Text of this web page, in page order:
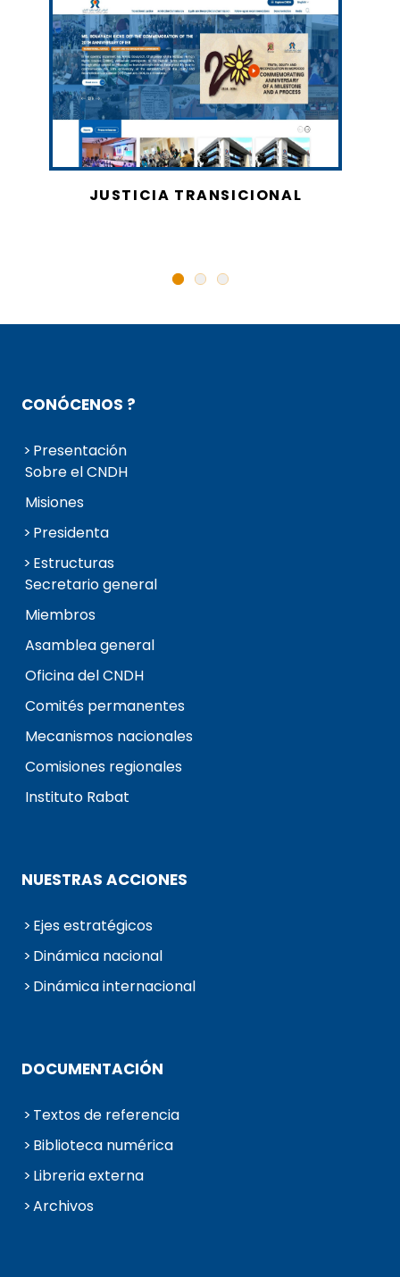
JUSTICIA TRANSICIONAL
CONÓCENOS ?
Presentación
Sobre el CNDH
Misiones
Presidenta
Estructuras
Secretario general
Miembros
Asamblea general
Oficina del CNDH
Comités permanentes
Mecanismos nacionales
Comisiones regionales
Instituto Rabat
NUESTRAS ACCIONES
Ejes estratégicos
Dinámica nacional
Dinámica internacional
DOCUMENTACIÓN
Textos de referencia
Biblioteca numérica
Libreria externa
Archivos